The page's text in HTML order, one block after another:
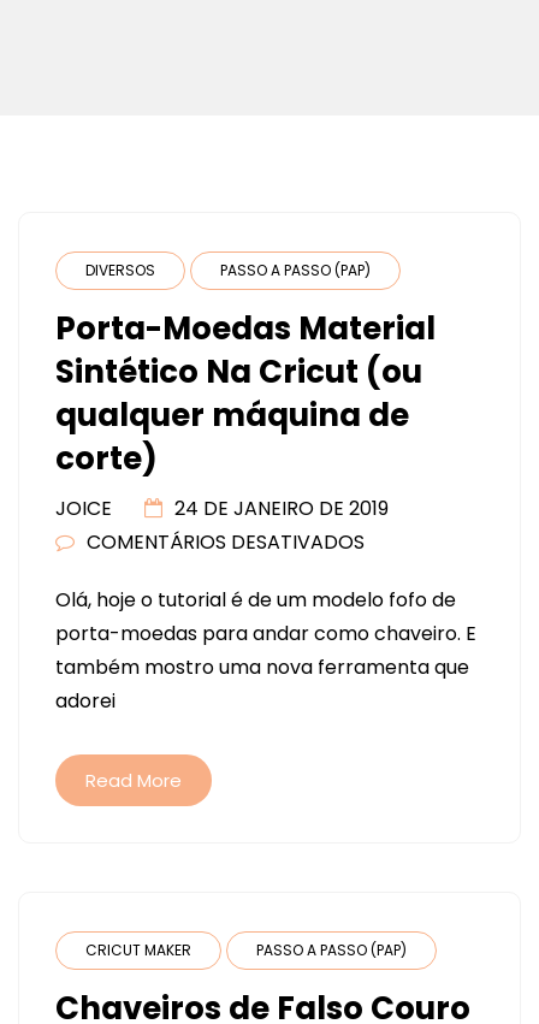
DIVERSOS PASSO A PASSO (PAP)
Porta-Moedas Material
Sintético Na Cricut (ou
qualquer máquina de
corte)
JOICE
24 DE JANEIRO DE 2019
COMENTÁRIOS DESATIVADOS
MOEDAS
MATERIAL
SINTÉTICO
Olá, hoje o tutorial é de um modelo fofo de
porta-moedas para andar como chaveiro. E
também mostro uma nova ferramenta que
adorei
Read More
CRICUT MAKER PASSO A PASSO (PAP)
Chaveiros de Falso Couro